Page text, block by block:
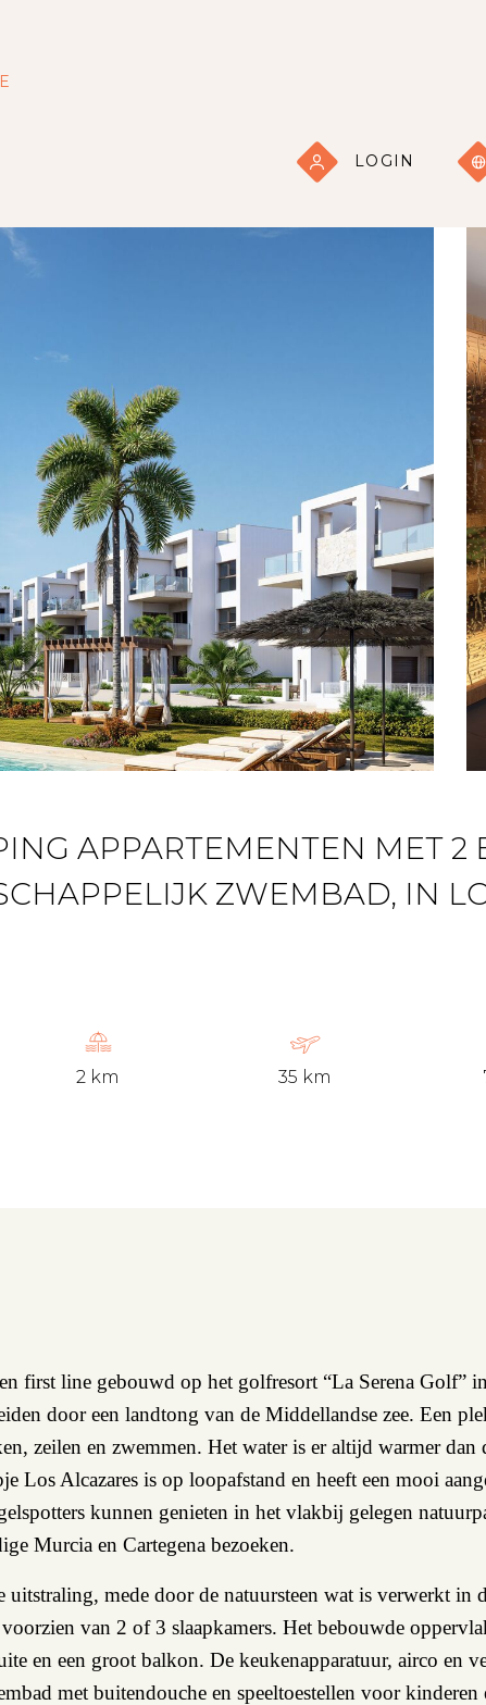
LOGIN
APPARTEMENTEN MET 2
ZWEMBAD, IN
2 km 35 km
first line gebouwd op het golfresort “La Serena Golf”
door een landtong van de Middellandse zee. Een
zeilen en zwemmen. Het water is er altijd warmer dan
Los Alcazares is op loopafstand en heeft een mooi
kunnen genieten in het vlakbij gelegen
Murcia en Cartegena bezoeken.
mede door de natuursteen wat is verwerkt in
van 2 of 3 slaapkamers. Het bebouwde
en een groot balkon. De keukenapparatuur, airco en
met buitendouche en speeltoestellen voor kinderen